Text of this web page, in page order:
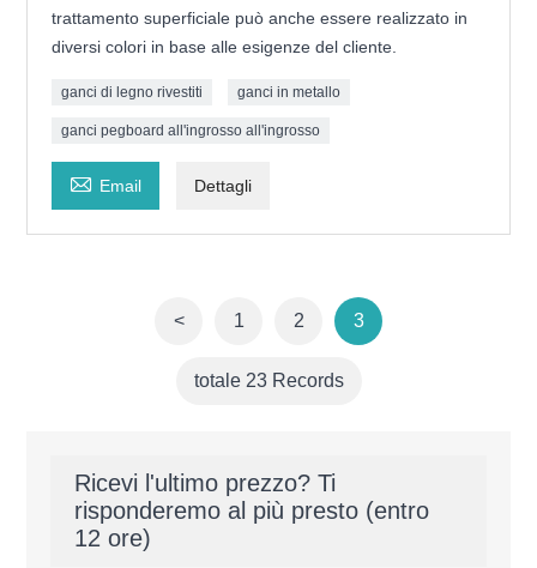
trattamento superficiale può anche essere realizzato in
diversi colori in base alle esigenze del cliente.
ganci di legno rivestiti ganci in metallo
ganci pegboard all'ingrosso all'ingrosso
 Email Dettagli
< 1 2 3
totale 23 Records
Ricevi l'ultimo prezzo? Ti
risponderemo al più presto (entro
12 ore)